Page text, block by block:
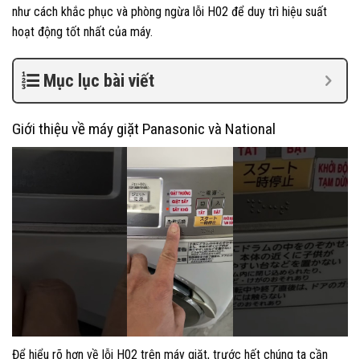
như cách khắc phục và phòng ngừa lỗi H02 để duy trì hiệu suất
hoạt động tốt nhất của máy.
Mục lục bài viết
Giới thiệu về máy giặt Panasonic và National
Để hiểu rõ hơn về lỗi H02 trên máy giặt, trước hết chúng ta cần